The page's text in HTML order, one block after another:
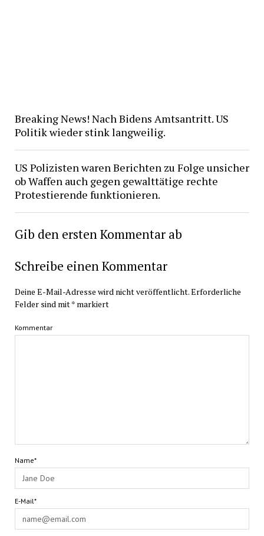
Breaking News! Nach Bidens Amtsantritt. US
Politik wieder stink langweilig.
US Polizisten waren Berichten zu Folge unsicher
ob Waffen auch gegen gewalttätige rechte
Protestierende funktionieren.
Gib den ersten Kommentar ab
Schreibe einen Kommentar
Deine E-Mail-Adresse wird nicht veröffentlicht.Erforderliche
Felder sind mit*markiert
Kommentar
Name*
E-Mail*